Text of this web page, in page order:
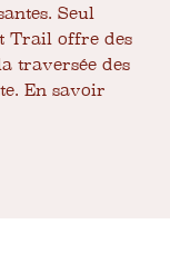
Seul
Trail offre des
traversée des
En savoir